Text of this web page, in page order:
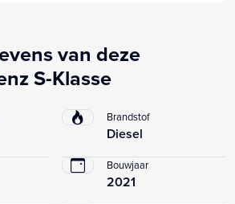
van deze
S-Klasse
Brandstof
Diesel
Bouwjaar
2021